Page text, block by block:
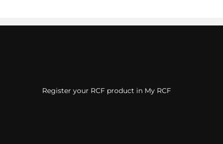
Register your RCF product in My RCF